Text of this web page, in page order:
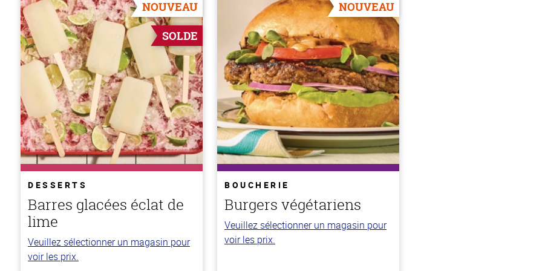
NOUVEAU
SOLDE
DESSERTS
Barres glacées éclat de
lime
Veuillez sélectionner un magasin pour
voir les prix.
NOUVEAU
BOUCHERIE
Burgers végétariens
Veuillez sélectionner un magasin pour
voir les prix.